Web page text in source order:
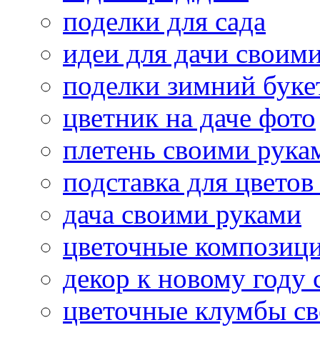
поделки для сада
идеи для дачи
поделки зимний
цветник на даче фото
плетень своими
подставка для
дача своими руками
цветочные
декор к новому
цветочные клумбы